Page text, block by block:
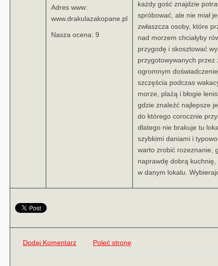
Adres www:
www.drakulazakopane.pl
Nasza ocena: 9
każdy gość znajdzie
spróbować, ale nie miał
zwłaszcza osoby, które
nad morzem chciałyby
przygodę i skosztować
przygotowywanych
ogromnym
szczęścia podczas
morze, plażą i błogie
gdzie znaleźć najlepsze
do którego corocznie
dlatego nie brakuje tu
szybkimi daniami i
warto zrobić rozeznanie,
naprawdę dobrą kuchnię,
w danym lokalu.
Dodaj Komentarz Poleć stronę